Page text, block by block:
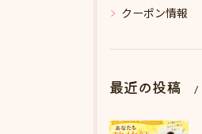
クーポン情報
最近の投稿